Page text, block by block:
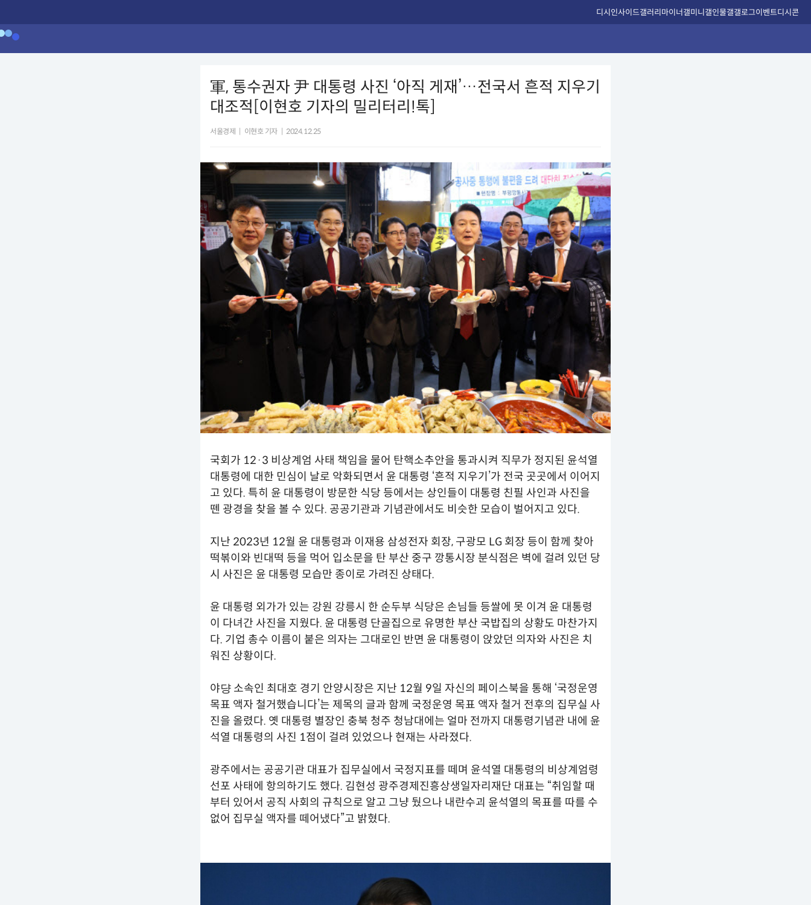
디시인사이드갤러리마이너갤미니갤인물갤갤로그이벤트디시콘
軍, 통수권자 尹 대통령 사진 ‘아직 게재’…전국서 흔적 지우기
대조적[이현호 기자의 밀리터리!톡]
서울경제 이현호 기자 2024.12.25
국회가 12·3 비상계엄 사태 책임을 물어 탄핵소추안을 통과시켜 직무가 정지된 윤석열
대통령에 대한 민심이 날로 악화되면서 윤 대통령 ‘흔적 지우기’가 전국 곳곳에서 이어지
고 있다. 특히 윤 대통령이 방문한 식당 등에서는 상인들이 대통령 친필 사인과 사진을
뗀 광경을 찾을 볼 수 있다. 공공기관과 기념관에서도 비슷한 모습이 벌어지고 있다.
지난 2023년 12월 윤 대통령과 이재용 삼성전자 회장, 구광모 LG 회장 등이 함께 찾아
떡볶이와 빈대떡 등을 먹어 입소문을 탄 부산 중구 깡통시장 분식점은 벽에 걸려 있던 당
시 사진은 윤 대통령 모습만 종이로 가려진 상태다.
윤 대통령 외가가 있는 강원 강릉시 한 순두부 식당은 손님들 등쌀에 못 이겨 윤 대통령
이 다녀간 사진을 지웠다. 윤 대통령 단골집으로 유명한 부산 국밥집의 상황도 마찬가지
다. 기업 총수 이름이 붙은 의자는 그대로인 반면 윤 대통령이 앉았던 의자와 사진은 치
워진 상황이다.
야댱 소속인 최대호 경기 안양시장은 지난 12월 9일 자신의 페이스북을 통해 ‘국정운영
목표 액자 철거했습니다’는 제목의 글과 함께 국정운영 목표 액자 철거 전후의 집무실 사
진을 올렸다. 옛 대통령 별장인 충북 청주 청남대에는 얼마 전까지 대통령기념관 내에 윤
석열 대통령의 사진 1점이 걸려 있었으나 현재는 사라졌다.
광주에서는 공공기관 대표가 집무실에서 국정지표를 떼며 윤석열 대통령의 비상계엄령
선포 사태에 항의하기도 했다. 김현성 광주경제진흥상생일자리재단 대표는 “취임할 때
부터 있어서 공직 사회의 규칙으로 알고 그냥 뒀으나 내란수괴 윤석열의 목표를 따를 수
없어 집무실 액자를 떼어냈다”고 밝혔다.